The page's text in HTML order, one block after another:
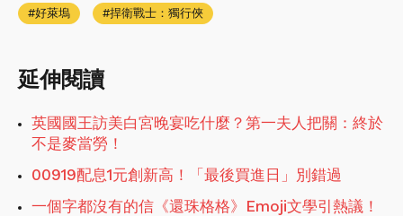
好萊塢 捍衛戰士：獨行俠
延伸閱讀
英國國王訪美白宮晚宴吃什麼？第一夫人把關：終於
不是麥當勞！
00919配息1元創新高！「最後買進日」別錯過
一個字都沒有的信《還珠格格》Emoji文學引熱議！